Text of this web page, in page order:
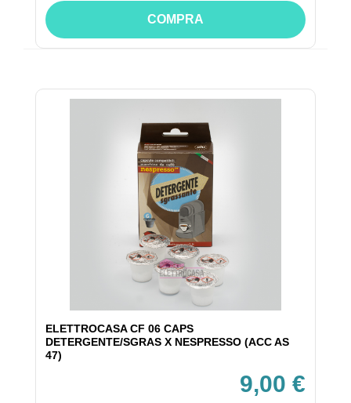
COMPRA
ELETTROCASA CF 06 CAPS
DETERGENTE/SGRAS X NESPRESSO (ACC AS
47)
9,00 €